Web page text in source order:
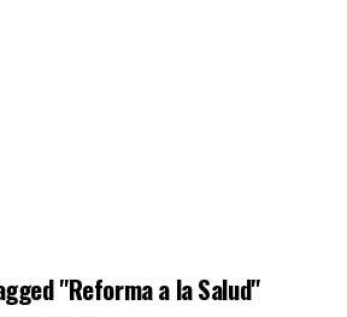
"Reforma a la Salud"